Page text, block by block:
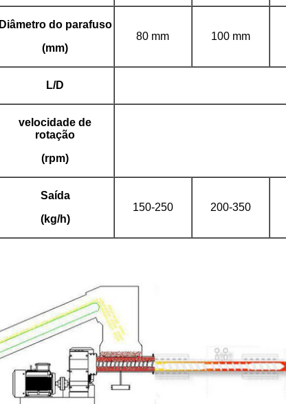
Diâmetro do parafuso
(mm)
80 mm 100 mm
L/D
velocidade de
rotação
(rpm)
Saída
(kg/h)
150-250 200-350